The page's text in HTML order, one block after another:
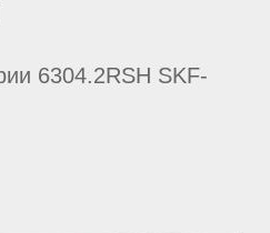
6304.2RSH SKF-